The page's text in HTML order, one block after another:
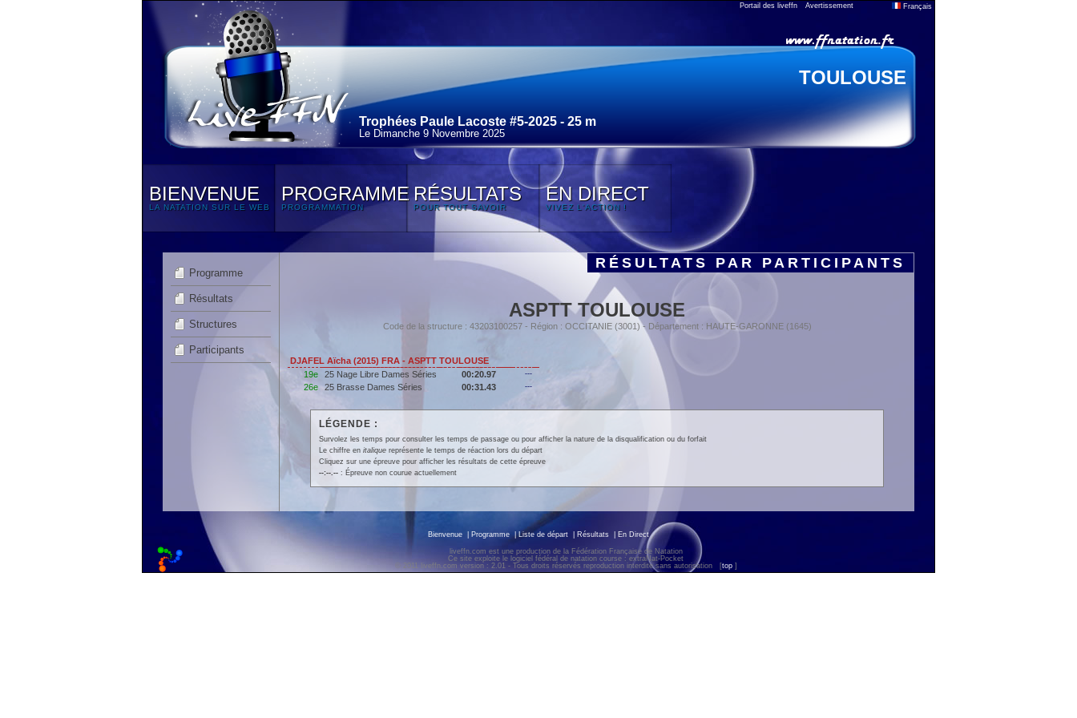
Portail des liveffn Avertissement Français
TOULOUSE
Trophées Paule Lacoste #5-2025 - 25 m
Le Dimanche 9 Novembre 2025
BIENVENUE
LA NATATION SUR LE WEB
PROGRAMME
PROGRAMMATION
RÉSULTATS
POUR TOUT SAVOIR
EN DIRECT
VIVEZ L'ACTION !
Programme
Résultats
Structures
Participants
RÉSULTATS PAR PARTICIPANTS
ASPTT TOULOUSE
Code de la structure : 43203100257 - Région : OCCITANIE (3001) - Département : HAUTE-GARONNE (1645)
DJAFEL Aïcha (2015) FRA - ASPTT TOULOUSE
19e
25 Nage Libre Dames Séries 00:20.97 ---
26e 25 Brasse Dames Séries 00:31.43 ---
LÉGENDE :
Survolez les temps pour consulter les temps de passage ou pour afficher la nature de la disqualification ou du forfait
Le chiffre en italiquereprésente le temps de réaction lors du départ
Cliquez sur une épreuve pour afficher les résultats de cette épreuve
--:--.--: Épreuve non courue actuellement
Bienvenue Programme |Liste de départ Résultats En Direct
liveffn.com est une production de la Fédération Française de Natation
Ce site exploite le logiciel fédéral de natation course : extraNat-Pocket
© 2011 liveffn.com version : 2.01 - Tous droits réservés reproduction interdite sans autorisation
[top ]